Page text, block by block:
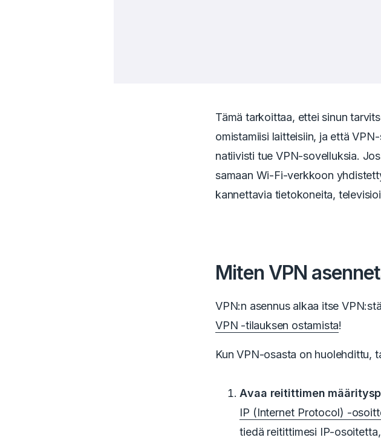
Tämä tarkoittaa, ettei sinun
omistamiisi laitteisiin, ja että
natiivisti tue VPN-sovelluksia.
samaan Wi-Fi-verkkoon
kannettavia tietokoneita,
Miten VPN
VPN:n asennus alkaa itse
VPN -tilauksen ostamista!
Kun VPN-osasta on huolehdittu,
Avaa reitittimen
IP (Internet Protocol) -
tiedä reitittimesi IP-